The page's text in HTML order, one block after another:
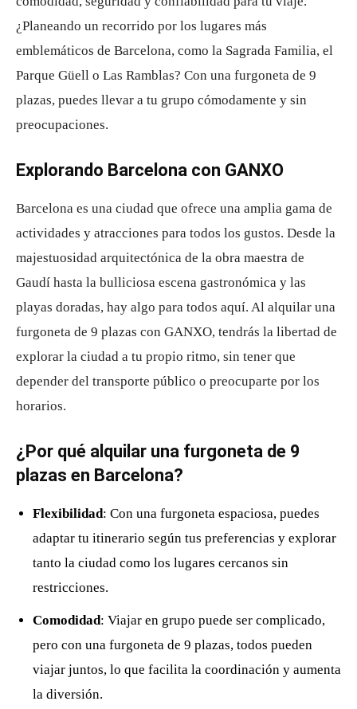
¿Planeando un recorrido por los lugares más
emblemáticos de Barcelona, como la Sagrada Familia, el
Parque Güell o Las Ramblas? Con una furgoneta de 9
plazas, puedes llevar a tu grupo cómodamente y sin
preocupaciones.
Explorando Barcelona con GANXO
Barcelona es una ciudad que ofrece una amplia gama de
actividades y atracciones para todos los gustos. Desde la
majestuosidad arquitectónica de la obra maestra de
Gaudí hasta la bulliciosa escena gastronómica y las
playas doradas, hay algo para todos aquí. Al alquilar una
furgoneta de 9 plazas con GANXO, tendrás la libertad de
explorar la ciudad a tu propio ritmo, sin tener que
depender del transporte público o preocuparte por los
horarios.
¿Por qué alquilar una furgoneta de 9
plazas en Barcelona?
Flexibilidad: Con una furgoneta espaciosa, puedes
adaptar tu itinerario según tus preferencias y explorar
tanto la ciudad como los lugares cercanos sin
restricciones.
Comodidad: Viajar en grupo puede ser complicado,
pero con una furgoneta de 9 plazas, todos pueden
viajar juntos, lo que facilita la coordinación y aumenta
la diversión.